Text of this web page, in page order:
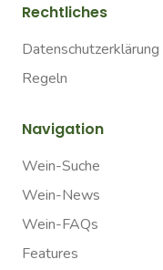
Rechtliches
Datenschutzerklärung
Regeln
Navigation
Wein-Suche
Wein-News
Wein-FAQs
Features